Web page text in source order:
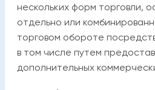
нескольких форм торговли,
отдельно или
торговом обороте
в том числе путем
дополнительных